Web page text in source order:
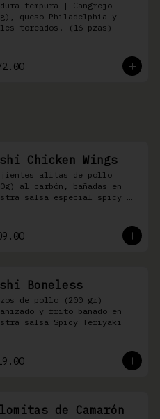
tempura | Cangrejo
queso Philadelphia y
toreados. (16 pzas)
Chicken Wings
alitas de pollo
al carbón, bañadas en
salsa especial spicy
Boneless
de pollo (200 gr)
y frito bañado en
salsa Spicy Teriyaki
de Camarón